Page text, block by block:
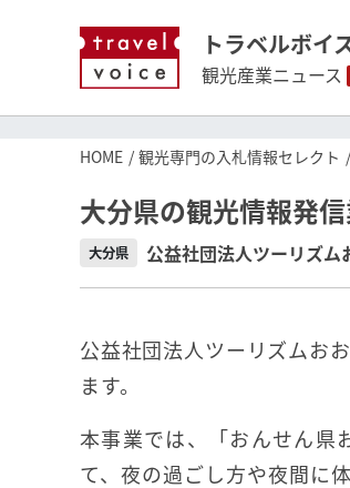
トラベルボイ
観光産業ニュース
HOME 観光専門の入札情報セレクト
大分県の観光情報発
大分県 公益社団法人ツーリズム
公益社団法人ツーリズムお
ます。
本事業では、「おんせん県
て、夜の過ごし方や夜間に